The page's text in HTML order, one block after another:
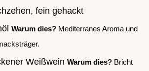
fein gehackt
Warum dies? Mediterranes Aroma und
Weißwein Warum dies? Bricht